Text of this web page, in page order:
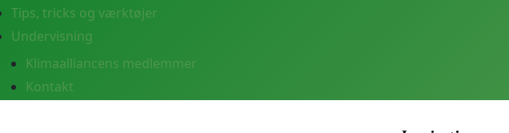
Tips, tricks og værktøjer
Undervisning
Klimaalliancens medlemmer
Kontakt